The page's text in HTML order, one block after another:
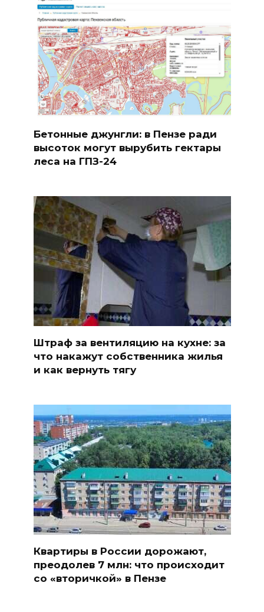
Бетонные джунгли: в Пензе ради
высоток могут вырубить гектары
леса на ГПЗ-24
Штраф за вентиляцию на кухне: за
что накажут собственника жилья
и как вернуть тягу
Квартиры в России дорожают,
преодолев 7 млн: что происходит
со «вторичкой» в Пензе